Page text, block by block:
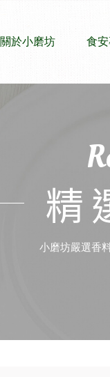
關於小磨坊 食
精
小磨坊嚴選香